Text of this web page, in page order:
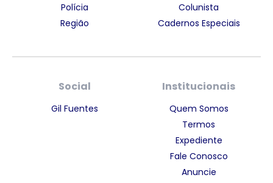
Polícia
Região
Colunista
Cadernos Especiais
Social
Gil Fuentes
Institucionais
Quem Somos
Termos
Expediente
Fale Conosco
Anuncie